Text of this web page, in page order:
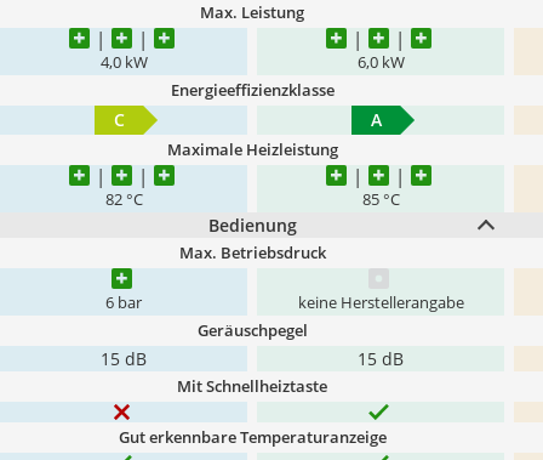
Max. Leistung
4,0 kW 6,0 kW
Energieeffizienzklasse
C A
Maximale Heizleistung
82 °C 85 °C
Bedienung
Max. Betriebsdruck
6 bar keine Herstellerangabe
Geräuschpegel
15 dB 15 dB
Mit Schnellheiztaste
Gut erkennbare Temperaturanzeige